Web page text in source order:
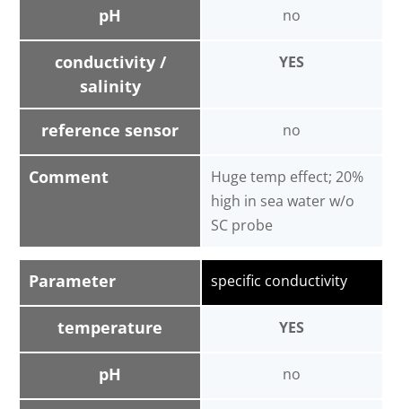
pH
conductivity /
salinity
reference sensor
Comment
no
YES
no
Huge temp effect; 20%
high in sea water w/o
SC probe
Parameter
temperature
pH
specific conductivity
YES
no